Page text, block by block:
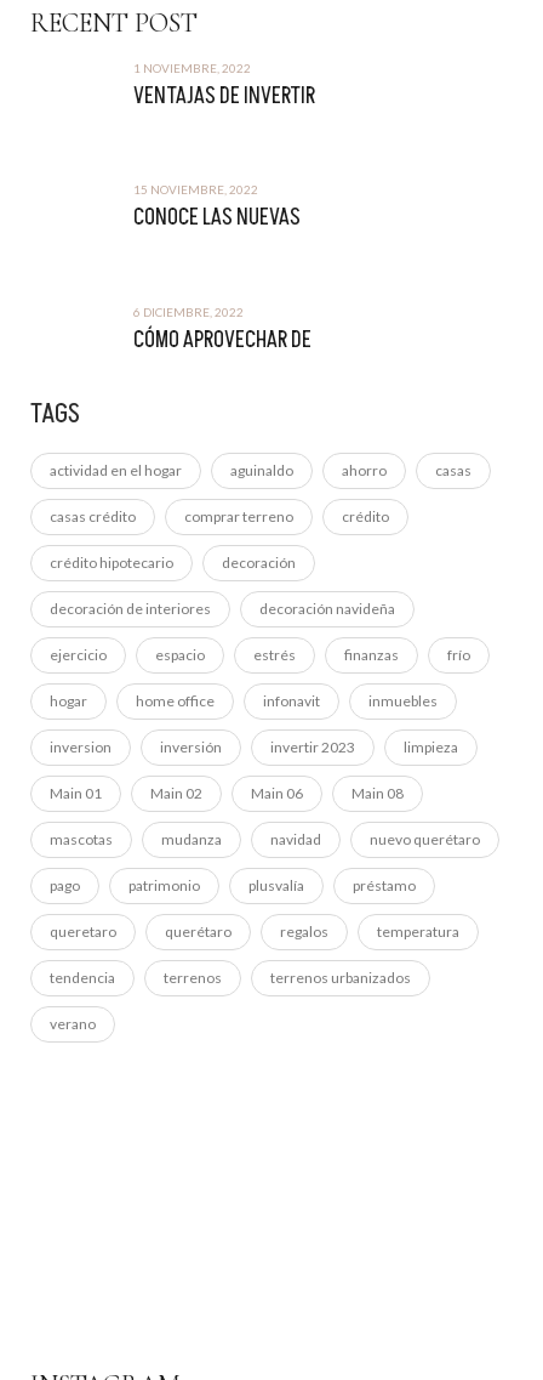
RECENT POST
1 NOVIEMBRE, 2022
VENTAJAS DE INVERTIR
15 NOVIEMBRE, 2022
CONOCE LAS NUEVAS
6 DICIEMBRE, 2022
CÓMO APROVECHAR DE
TAGS
actividad en el hogar aguinaldo ahorro casas
casas crédito comprar terreno crédito
crédito hipotecario decoración
decoración de interiores decoración navideña
ejercicio espacio estrés finanzas frío
hogar home office infonavit inmuebles
inversion inversión invertir 2023 limpieza
Main 01 Main 02 Main 06 Main 08
mascotas mudanza navidad nuevo querétaro
pago patrimonio plusvalía préstamo
queretaro querétaro regalos temperatura
tendencia terrenos terrenos urbanizados
verano